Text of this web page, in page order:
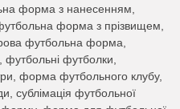
форма з нанесенням,
форма з прізвищем,
футбольна форма,
футболки,
форма футбольного клубу,
сублімація футбольної